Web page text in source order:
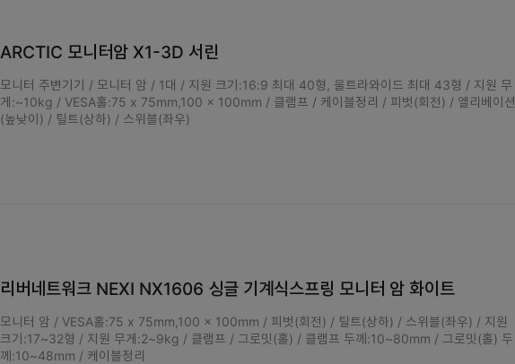
ARCTIC 모니터암 X1-3D 서린
모니터 주변기기 / 모니터 암 / 1대 / 지원 크기:16:9 최대 40형, 울트라와이드 최대 43형 / 지원 무
게:~10kg / VESA홀:75 x 75mm,100 x 100mm / 클램프 / 케이블정리 / 피벗(회전) / 엘리베이션
(높낮이) / 틸트(상하) / 스위블(좌우)
리버네트워크 NEXI NX1606 싱글 기계식스프링 모니터 암 화이트
모니터 암 / VESA홀:75 x 75mm,100 x 100mm / 피벗(회전) / 틸트(상하) / 스위블(좌우) / 지원
크기:17~32형 / 지원 무게:2~9kg / 클램프 / 그로밋(홀) / 클램프 두께:10~80mm / 그로밋(홀) 두
께:10~48mm / 케이블정리